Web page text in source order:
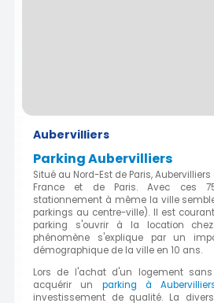
Aubervilliers
Parking Aubervilliers
Situé au Nord-Est de Paris,
France et de Paris. Avec ces
stationnement à même la ville
parkings au centre-ville). Il est
parking s'ouvrir à la location
phénomène s'explique par un
démographique de la ville en 10 ans.
Lors de l'achat d'un logement
acquérir un parking à
investissement de qualité. La